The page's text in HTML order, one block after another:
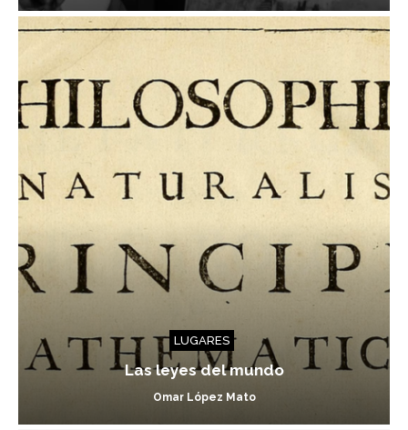
LUGARES
Las leyes del mundo
Omar López Mato